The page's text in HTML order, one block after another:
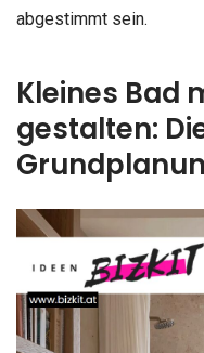
abgestimmt sein.
Kleines Bad
gestalten: